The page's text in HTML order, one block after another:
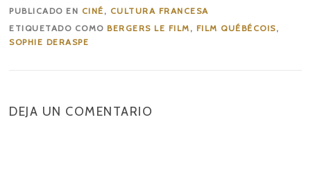
PUBLICADO EN CINÉ , CULTURA FRANCESA
ETIQUETADO COMOBERGERS LE FILM , FILM QUÉBÉCOIS,
SOPHIE DERASPE
DEJA UN COMENTARIO